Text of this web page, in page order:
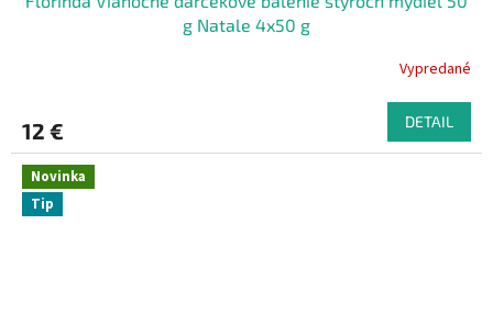
g Natale 4x50 g
Vypredané
12 € DETAIL
Novinka
Tip